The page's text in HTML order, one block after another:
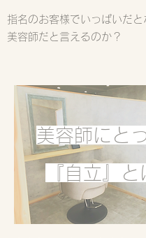
指名のお客様でいっぱいだと
美容師だと言えるのか？
美容師にと
『自立』と